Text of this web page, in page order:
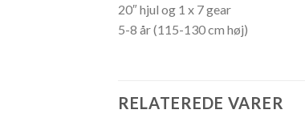
20″ hjul og 1 x 7 gear
5-8 år (115-130 cm høj)
RELATEREDE VARER